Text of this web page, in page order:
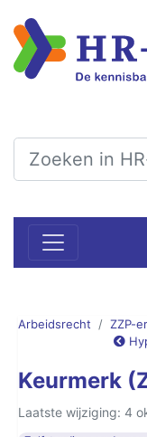
Arbeidsrecht ZZP-er
Keurmerk
Laatste wijziging: 4